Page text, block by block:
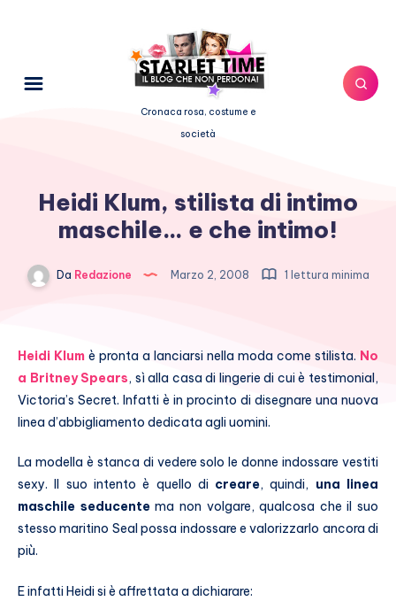
Cronaca rosa, costume e
società
Heidi Klum, stilista di intimo
maschile… e che intimo!
Da Redazione Marzo 2, 2008 1 lettura minima
Heidi Klum è pronta a lanciarsi nella moda come stilista. No
a Britney Spears, sì alla casa di lingerie di cui è testimonial,
Victoria’s Secret. Infatti è in procinto di disegnare una nuova
linea d’abbigliamento dedicata agli uomini.
La modella è stanca di vedere solo le donne indossare vestiti
sexy. Il suo intento è quello di creare, quindi, una linea
maschile seducentema non volgare, qualcosa che il suo
stesso maritino Seal possa indossare e valorizzarlo ancora di
più.
E infatti Heidi si è affrettata a dichiarare: